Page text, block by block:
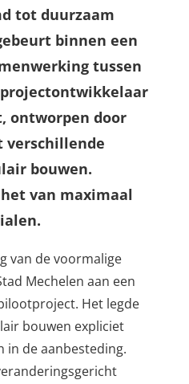
tot duurzaam
binnen een
tussen
ontworpen door
verschillende
bouwen.
van maximaal
van de voormalige
Mechelen aan een
Het legde
bouwen expliciet
in de aanbesteding.